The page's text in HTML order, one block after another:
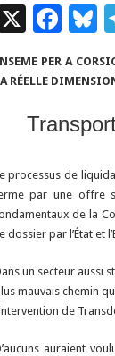
X F
e
o
o
k
PER A
RÉELLE
processus de
par une offre
de la
dossier par l’État et
un secteur aussi
mauvais chemin
de
auraient